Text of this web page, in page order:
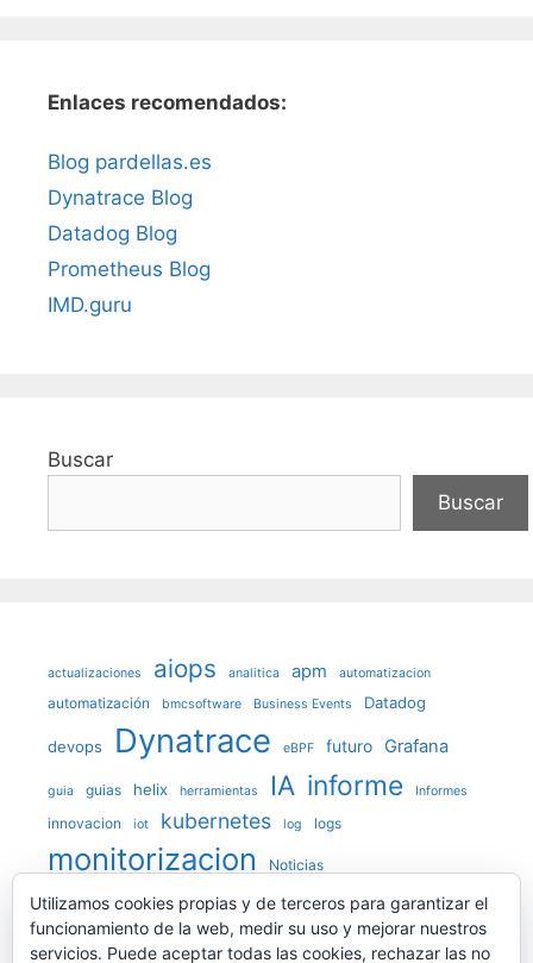
Enlaces recomendados:
Blog pardellas.es
Dynatrace Blog
Datadog Blog
Prometheus Blog
IMD.guru
Buscar
Buscar
actualizaciones aiops analitica apm automatizacion
automatización bmcsoftware Business Events Datadog
devops Dynatrace eBPF futuro Grafana
guia guias helix herramientas IA informe Informes
innovacion iot kubernetes log logs
monitorizacion Noticias
observabilidad OpenTelemetry
Opinion prediccion Prometheus Psicologia redes
Utilizamos cookies propias y de terceros para garantizar el
funcionamiento de la web, medir su uso y mejorar nuestros
servicios. Puede aceptar todas las cookies, rechazar las no